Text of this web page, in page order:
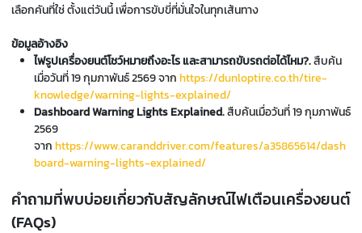
เลือกคันที่ใช่ ตั้งแต่วันนี้ เพื่อการขับขี่ที่มั่นใจในทุกเส้นทาง
ข้อมูลอ้างอิง
ไฟรูปเครื่องยนต์โชว์หมายถึงอะไร และสามารถขับรถต่อได้ไหม?.สืบค้น
เมื่อวันที่ 19 กุมภาพันธ์ 2569 จากhttps://dunloptire.co.th/tire-
knowledge/warning-lights-explained/
Dashboard Warning Lights Explained.สืบค้นเมื่อวันที่ 19 กุมภาพันธ์
2569
จากhttps://www.caranddriver.com/features/a35865614/dash
board-warning-lights-explained/
คำถามที่พบบ่อยเกี่ยวกับสัญลักษณ์ไฟเตือนเครื่องยนต์
(FAQs)